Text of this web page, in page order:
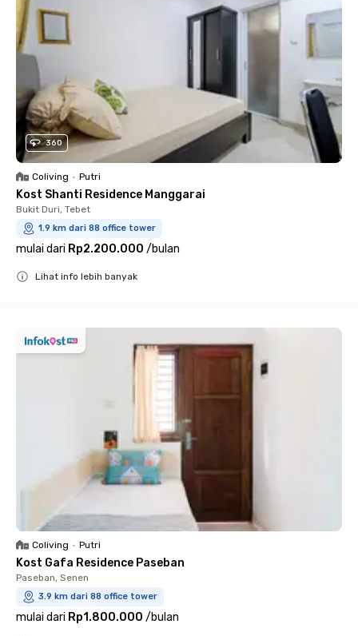
360
Coliving • Putri
Kost Shanti Residence Manggarai
Bukit Duri, Tebet
1.9 km dari 88 office tower
mulai dari Rp2.200.000 /bulan
Lihat info lebih banyak
Coliving • Putri
Kost Gafa Residence Paseban
Paseban, Senen
3.9 km dari 88 office tower
mulai dari Rp1.800.000 /bulan